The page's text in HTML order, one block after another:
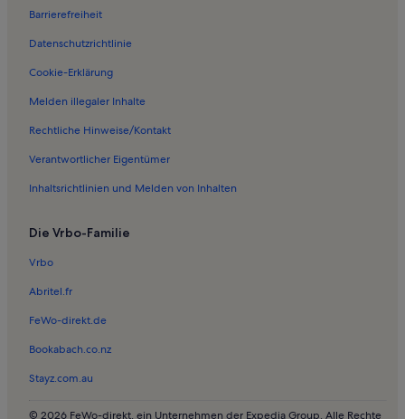
Ferienwohnungen in Tal des Cher-Controis
Ferienwohnungen in Saint-Romain-sur-Cher
Ferienwohnungen in Monthou-sur-Cher
Ferienwohnungen in Les Bucherons
Ferienwohnungen in Orbigny
Ferienwohnungen in Pouille
Ferienunterkünfte mit Pool in Orléans
Ferienwohnungen und Apartments in Orléans
Ferienwohnungen und Apartments in Regionaler Naturpark Perche
Häuser in Amboise
Ferienwohnungen und Apartments in Amboise
Häuser in Centre/Loire-Tal
Barrierefreiheit
Datenschutzrichtlinie
Cookie-Erklärung
Melden illegaler Inhalte
Rechtliche Hinweise/Kontakt
Verantwortlicher Eigentümer
Inhaltsrichtlinien und Melden von Inhalten
Die Vrbo-Familie
Vrbo
Abritel.fr
FeWo-direkt.de
Bookabach.co.nz
Stayz.com.au
© 2026 FeWo-direkt, ein Unternehmen der Expedia Group. Alle Rechte